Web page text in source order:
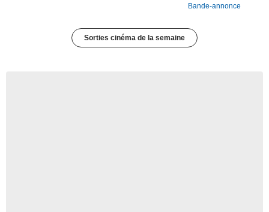
Bande-annonce
Sorties cinéma de la semaine